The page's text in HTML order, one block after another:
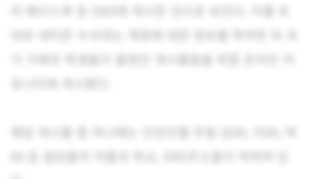
어 페이스북 등 SNS에 게시한 것으로 보인다. 이를 토
대로 네티즌 수사대는 계정에 대한 정보를 파악한 뒤 과
거 가해자 학생들이 올렸던 게시물들을 취합 온라인 커
해당 게시물 중 하나에는 인천모텔 주범 김00, 이00, 박
00 등 일당들의 이름과 학교, SNS주소들이 적혀져 있